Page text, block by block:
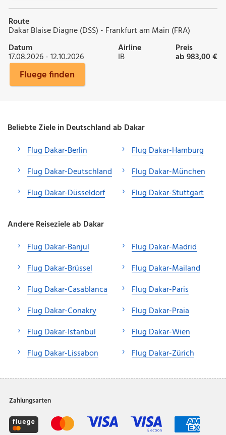
Route
Dakar Blaise Diagne (DSS) - Frankfurt am Main (FRA)
Datum
17.08.2026 - 12.10.2026
Airline
IB
Preis
ab 983,00 €
Fluege finden
Beliebte Ziele in Deutschland ab Dakar
Flug Dakar-Berlin
Flug Dakar-Deutschland
Flug Dakar-Düsseldorf
Flug Dakar-Hamburg
Flug Dakar-München
Flug Dakar-Stuttgart
Andere Reiseziele ab Dakar
Flug Dakar-Banjul
Flug Dakar-Brüssel
Flug Dakar-Casablanca
Flug Dakar-Conakry
Flug Dakar-Istanbul
Flug Dakar-Lissabon
Flug Dakar-Madrid
Flug Dakar-Mailand
Flug Dakar-Paris
Flug Dakar-Praia
Flug Dakar-Wien
Flug Dakar-Zürich